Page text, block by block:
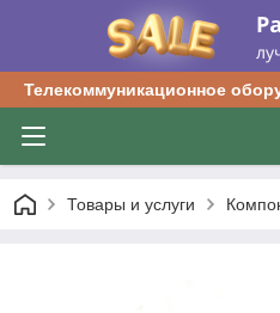
Телекоммуникационное
Товары и услуги